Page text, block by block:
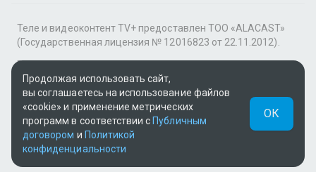
Теле и видеоконтент TV+ предоставлен ТОО «ALACAST»
(Государственная лицензия № 12016823 от 22.11.2012).
В рамках услуги «Видео по подписке» для «Пакета
фильмов и сериалов tv+» контент предоставляется
онлайн-кинотеатром MEGOGO.
Поддержка: tvplus@telecom.kz
v3.9.15 | SSR
UUID: 3dcd8002-f7de-408f-a508-dc64d18d9dd3
Продолжая использовать сайт,
вы соглашаетесь на использование файлов
«cookie» и применение метрических
программ в соответствии с Публичным
договором и Политикой
конфиденциальности
ОК